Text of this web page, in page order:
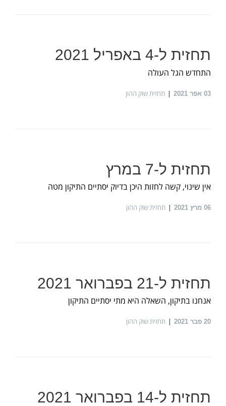
תחזית ל-4 באפריל 2021
התחדש הגל העולה
03 אפר 2021 תחזית שוק ההון
תחזית ל-7 במרץ
אין שינוי, קשה לחזות היכן בדיוק יסתיים התיקון מטה
06 מרץ 2021 תחזית שוק ההון
תחזית ל-21 בפברואר 2021
אנחנו בתיקון, השאלה היא מתי יסתיים התיקון
20 פבר 2021 תחזית שוק ההון
תחזית ל-14 בפברואר 2021